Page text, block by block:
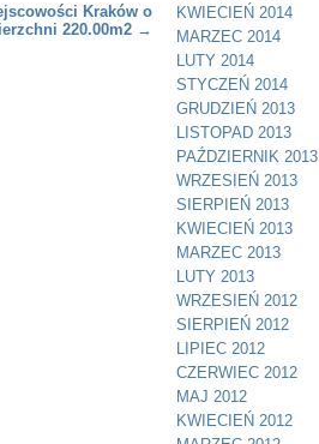
Kraków o
220.00m2 →
KWIECIEŃ 2014
MARZEC 2014
LUTY 2014
STYCZEŃ 2014
GRUDZIEŃ 2013
LISTOPAD 2013
PAŹDZIERNIK 2013
WRZESIEŃ 2013
SIERPIEŃ 2013
KWIECIEŃ 2013
MARZEC 2013
LUTY 2013
WRZESIEŃ 2012
SIERPIEŃ 2012
LIPIEC 2012
CZERWIEC 2012
MAJ 2012
KWIECIEŃ 2012